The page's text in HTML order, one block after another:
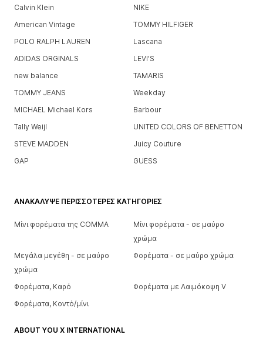
Calvin Klein
NIKE
American Vintage
TOMMY HILFIGER
POLO RALPH LAUREN
Lascana
ADIDAS ORGINALS
LEVI'S
new balance
TAMARIS
TOMMY JEANS
Weekday
MICHAEL Michael Kors
Barbour
Tally Weijl
UNITED COLORS OF BENETTON
STEVE MADDEN
Juicy Couture
GAP
GUESS
ΑΝΑΚΆΛΥΨΕ ΠΕΡΙΣΣΌΤΕΡΕΣ ΚΑΤΗΓΟΡΊΕΣ
Μίνι φορέματα της COMMA
Μίνι φορέματα - σε μαύρο
χρώμα
Μεγάλα μεγέθη - σε μαύρο
χρώμα
Φορέματα - σε μαύρο χρώμα
Φορέματα, Καρό
Φορέματα με Λαιμόκοψη V
Φορέματα, Κοντό/μίνι
ABOUT YOU X INTERNATIONAL